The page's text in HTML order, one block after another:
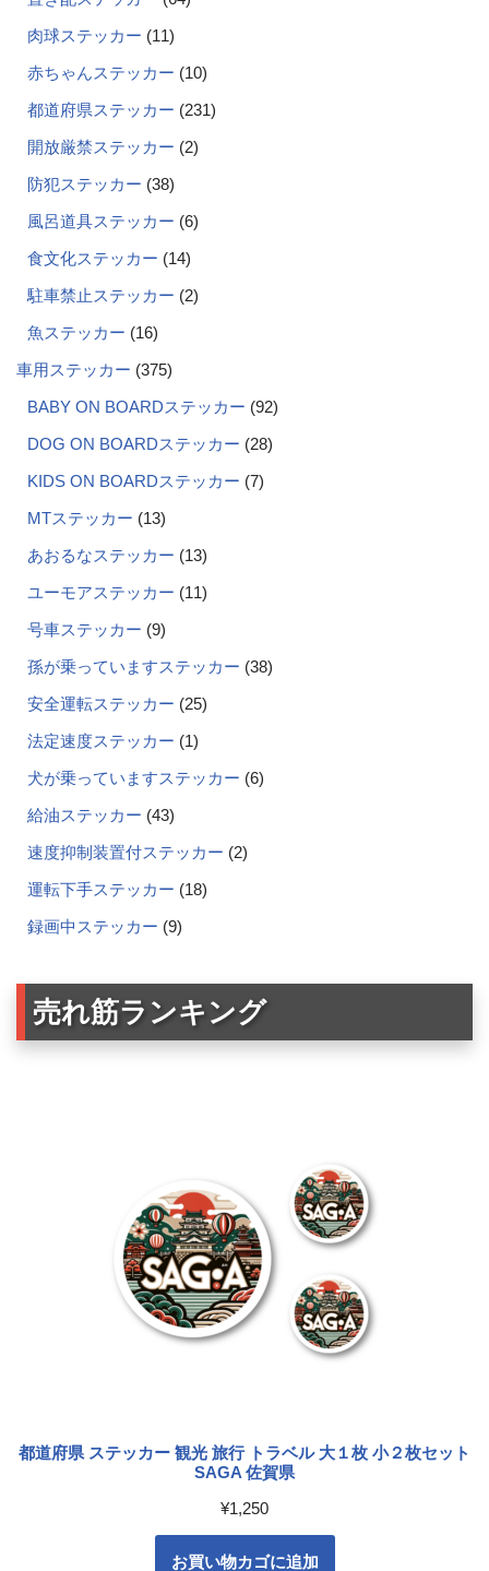
肉球ステッカー
11
赤ちゃんステッカー
10
都道府県ステッカー
231
開放厳禁ステッカー
2
防犯ステッカー 38
風呂道具ステッカー 6
食文化ステッカー
14
駐車禁止ステッカー
2
魚ステッカー
16
車用ステッカー 375
BABY ON BOARDステッカー 92
DOG ON BOARDステッカー
28
KIDS ON BOARDステッカー 7
MTステッカー
13
あおるなステッカー
13
ユーモアステッカー
11
号車ステッカー 9
孫が乗っていますステッカー 38
安全運転ステッカー
25
法定速度ステッカー
1
犬が乗っていますステッカー 6
給油ステッカー 43
速度抑制装置付ステッカー
2
運転下手ステッカー
18
録画中ステッカー 9
売れ筋ランキング
都道府県 ステッカー 観光 旅行 トラベル 大１枚 小２枚セット
SAGA 佐賀県
¥1,250
お買い物カゴに追加